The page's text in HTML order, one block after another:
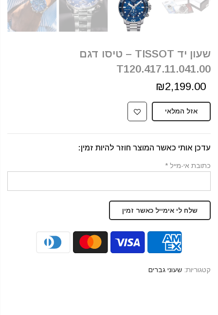
שעון יד TISSOT – טיסו דגם
T120.417.11.041.00
₪2,199.00
אזל המלאי
עדכן אותי כאשר המוצר חוזר להיות זמין:
כתובת אי-מייל *
קטגוריות: שעוני גברים